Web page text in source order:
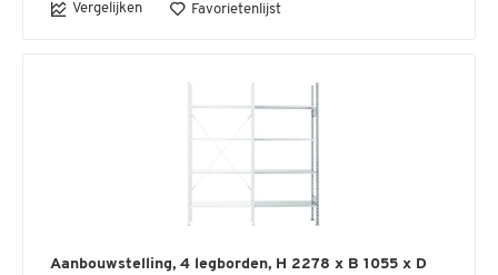
Vergelijken Favorietenlijst
Aanbouwstelling, 4 legborden, H 2278 x B 1055 x D